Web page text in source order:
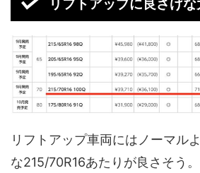
リフトアップに良さげ
リフトアップ車両にはノーマル
な215/70R16あたりが良さそう。